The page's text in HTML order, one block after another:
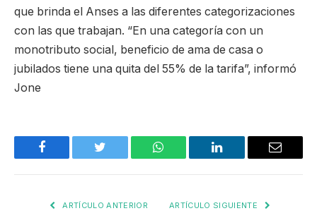
que brinda el Anses a las diferentes categorizaciones
con las que trabajan. “En una categoría con un
monotributo social, beneficio de ama de casa o
jubilados tiene una quita del 55% de la tarifa”, informó
Jone
Facebook Twitter WhatsApp LinkedIn Email
ARTÍCULO ANTERIOR ARTÍCULO SIGUIENTE